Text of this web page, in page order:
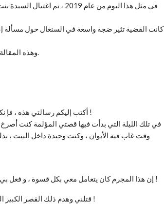
كانت القضية تثير ضجة واسعة في السنغال حول مسألة
وهذه المقالة يتحدث فيها الكاتب بشير جانج على لسان السيد المرحومة بنتا كامرا.
أكتب إليكم رسالتي هذه ، فإ نكم الآن لم تعودوا تجهلون شيئا عن أمري لكني أريد أن أخبركم شيئا ما !
في تلك الليلة التي بدأت فيها قصتي المؤلمة كنت
وقت غاب فيه الأبوان ، وكنت وحيدة داخل البيت
إن هذا المجرم كان يتعامل معي بكل قسوة ، و فعل بي مالم أكن أتوقّع قط أنه سيفعله من يحمل اسم إنسان ، ما أقسى قلبه !
قتلني وهدم ذلك القصر الكبير الذي بنيته في دنيا الأحلام، وكنت أسعى دوما لتجسيده في عالَمِ الواقع !